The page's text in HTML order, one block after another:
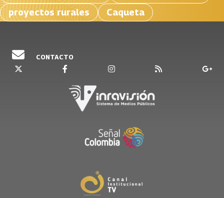
proyectos rurales
Caqueta
CONTACTO